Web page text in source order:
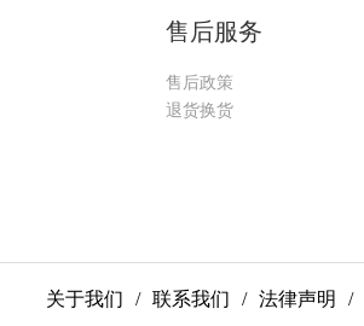
售后服务
售后政策
退货换货
关于我们 / 联系我们 / 法律声明 /